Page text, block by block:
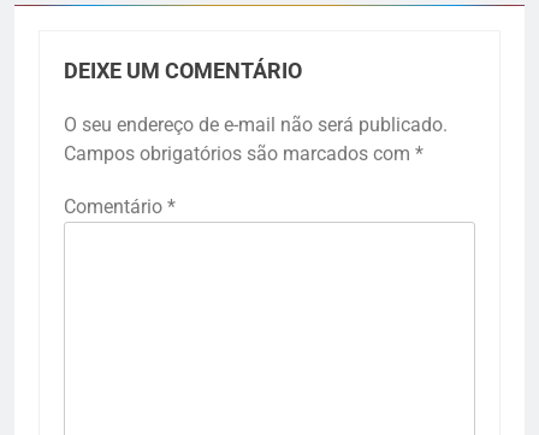
DEIXE UM COMENTÁRIO
O seu endereço de e-mail não será publicado.
Campos obrigatórios são marcados com *
Comentário *